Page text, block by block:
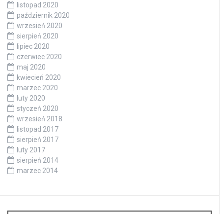
listopad 2020
październik 2020
wrzesień 2020
sierpień 2020
lipiec 2020
czerwiec 2020
maj 2020
kwiecień 2020
marzec 2020
luty 2020
styczeń 2020
wrzesień 2018
listopad 2017
sierpień 2017
luty 2017
sierpień 2014
marzec 2014